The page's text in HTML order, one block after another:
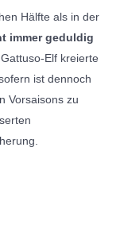
Hälfte als in der
immer geduldig
Elf kreierte
ist dennoch
Vorsaisons zu